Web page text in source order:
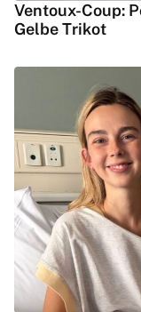
Ventoux-Coup:
Gelbe Trikot